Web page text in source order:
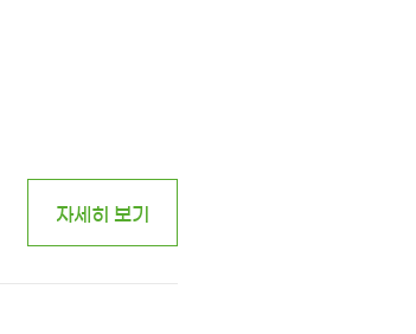
자세히 보기